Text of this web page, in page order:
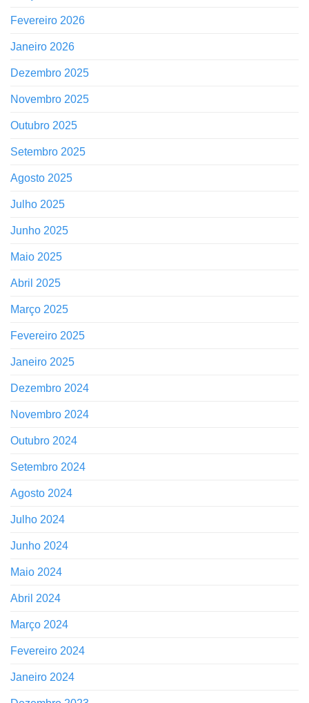
Fevereiro 2026
Janeiro 2026
Dezembro 2025
Novembro 2025
Outubro 2025
Setembro 2025
Agosto 2025
Julho 2025
Junho 2025
Maio 2025
Abril 2025
Março 2025
Fevereiro 2025
Janeiro 2025
Dezembro 2024
Novembro 2024
Outubro 2024
Setembro 2024
Agosto 2024
Julho 2024
Junho 2024
Maio 2024
Abril 2024
Março 2024
Fevereiro 2024
Janeiro 2024